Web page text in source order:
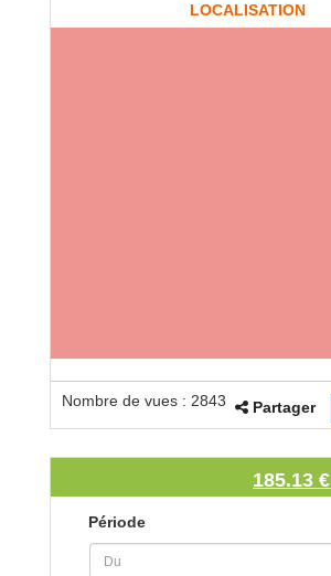
LOCALISATION
Nombre de vues : 2843 Partager
185.13 €
Période